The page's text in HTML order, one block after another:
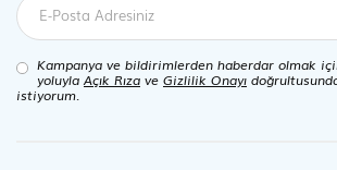
Kampanya ve bildirimlerden haberdar olmak
yoluylaAçık Rıza ve Gizlilik Onayı
istiyorum.